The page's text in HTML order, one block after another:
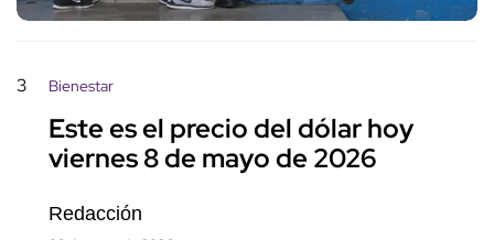
3 Bienestar
Este es el precio del dólar hoy
viernes 8 de mayo de 2026
Redacción